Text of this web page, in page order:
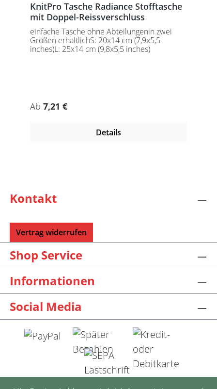
KnitPro Tasche Radiance Stofftasche
mit Doppel-Reissverschluss
einfache Tasche ohne Abteilungenin zwei
Größen erhältlichS: 20x14 cm (7,9x5,5
inches)L: 25x14 cm (9,8x5,5 inches)
Regulärer Preis:
Ab 7,21 €
Details
Kontakt
Vertrag widerrufen
Shop Service
Informationen
Social Media